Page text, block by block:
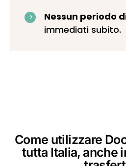
Nessun periodo
immediati subito.
Come utilizzare
tutta Italia, anche